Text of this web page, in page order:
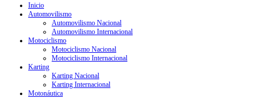
Inicio
Automovilismo
Automovilismo Nacional
Automovilismo Internacional
Motociclismo
Motociclismo Nacional
Motociclismo Internacional
Karting
Karting Nacional
Karting Internacional
Motonáutica